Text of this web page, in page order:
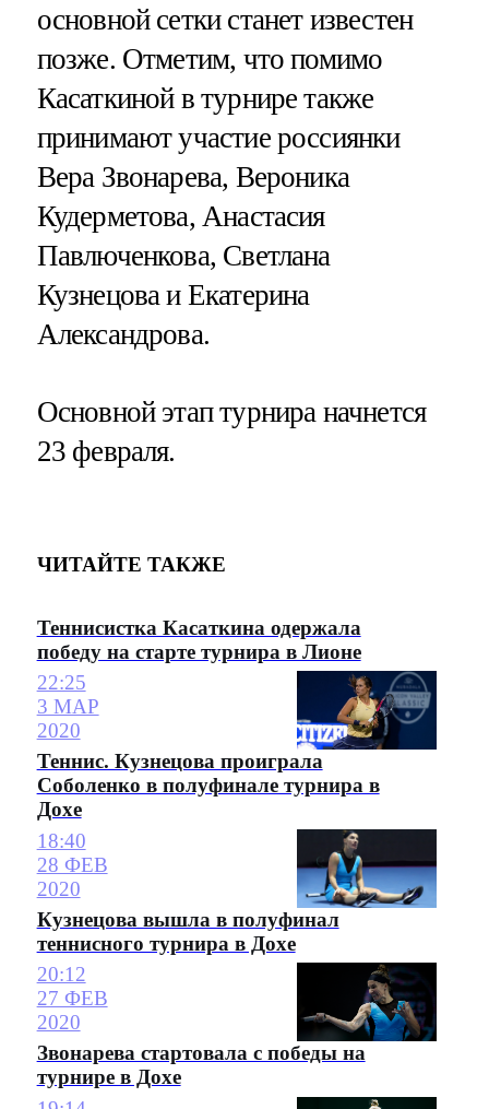
основной сетки станет известен
позже. Отметим, что помимо
Касаткиной в турнире также
принимают участие россиянки
Вера Звонарева, Вероника
Кудерметова, Анастасия
Павлюченкова, Светлана
Кузнецова и Екатерина
Александрова.
Основной этап турнира начнется
23 февраля.
ЧИТАЙТЕ ТАКЖЕ
Теннисистка Касаткина одержала
победу на старте турнира в Лионе
22:25
3 МАР
2020
Теннис. Кузнецова проиграла
Соболенко в полуфинале турнира в
Дохе
18:40
28 ФЕВ
2020
Кузнецова вышла в полуфинал
теннисного турнира в Дохе
20:12
27 ФЕВ
2020
Звонарева стартовала с победы на
турнире в Дохе